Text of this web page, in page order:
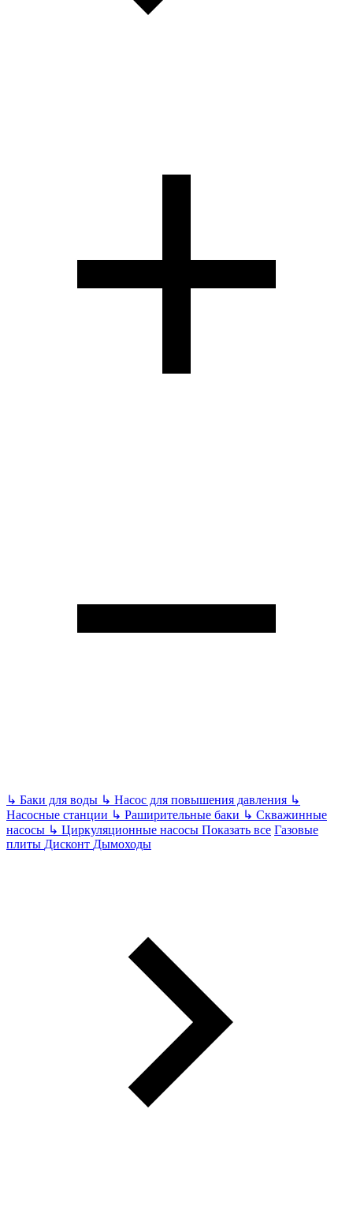
↳ Баки для воды ↳ Насос для повышения давления ↳
Насосные станции ↳ Раширительные баки ↳ Скважинные
насосы ↳ Циркуляционные насосы Показать все Газовые
плиты Дисконт Дымоходы